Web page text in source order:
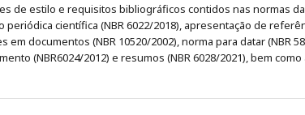
de estilo e requisitos bibliográficos contidos nas normas
periódica científica (NBR 6022/2018), apresentação de
em documentos (NBR 10520/2002), norma para datar (NBR
(NBR6024/2012) e resumos (NBR 6028/2021), bem